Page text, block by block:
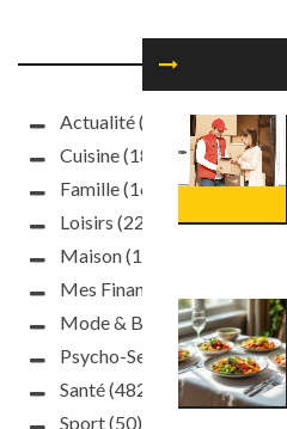
Actualité(93)
Cuisine(187)
Famille(160)
Loisirs (220)
Maison(188)
Mes Finances
Mode & Beauté(397)
Psycho-Sexo
(241)
Santé(482)
Sport(50)